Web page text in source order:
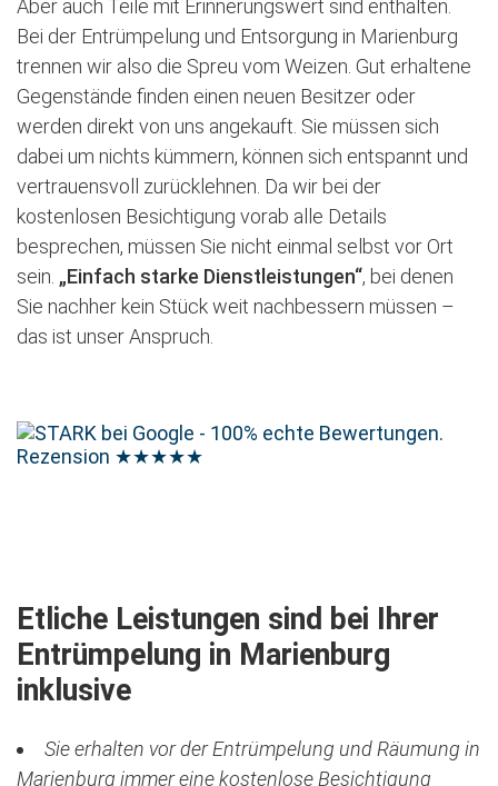
Aber auch Teile mit Erinnerungswert sind enthalten.
Bei der Entrümpelung und Entsorgung in Marienburg
trennen wir also die Spreu vom Weizen. Gut erhaltene
Gegenstände finden einen neuen Besitzer oder
werden direkt von uns angekauft. Sie müssen sich
dabei um nichts kümmern, können sich entspannt und
vertrauensvoll zurücklehnen. Da wir bei der
kostenlosen Besichtigung vorab alle Details
besprechen, müssen Sie nicht einmal selbst vor Ort
sein. „Einfach starke Dienstleistungen“, bei denen
Sie nachher kein Stück weit nachbessern müssen –
das ist unser Anspruch.
Rezension ★★★★★
Etliche Leistungen sind bei Ihrer
Entrümpelung in Marienburg
inklusive
Sie erhalten vor der Entrümpelung und Räumung in
Marienburg immer eine kostenlose Besichtigung